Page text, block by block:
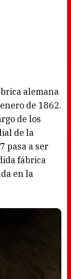
alemana
de 1862.
de los
de la
pasa a ser
fábrica
en la